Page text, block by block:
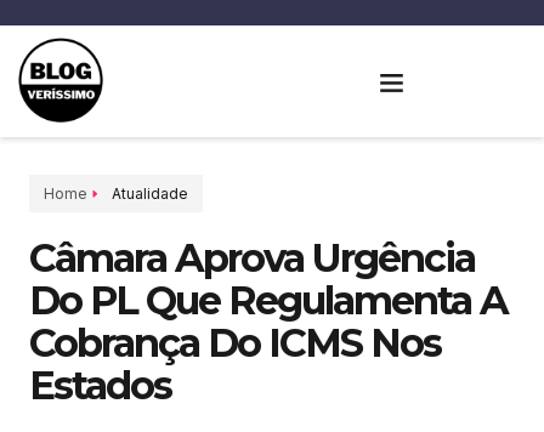
Home Atualidade
Câmara Aprova Urgência
Do PL Que Regulamenta A
Cobrança Do ICMS Nos
Estados